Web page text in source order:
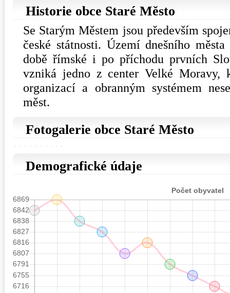
Historie obce Staré Město
Se Starým Městem jsou především
české státnosti. Území dnešního
době římské i po příchodu prvních
vzniká jedno z center Velké Moravy,
organizací a obranným systémem
měst.
Fotogalerie obce Staré Město
Demografické údaje